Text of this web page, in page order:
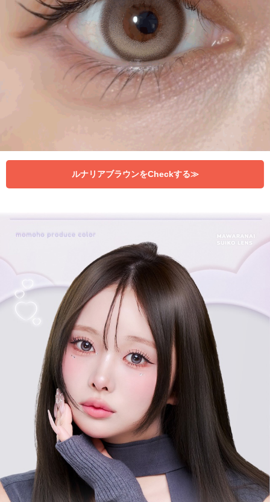
ルナリアブラウンをCheckする≫